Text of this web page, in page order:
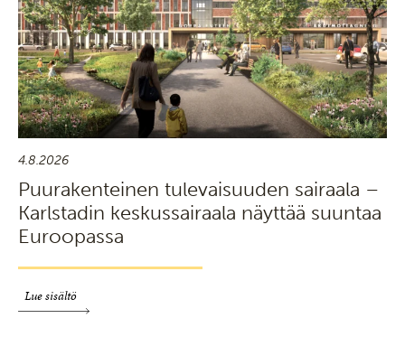
4.8.2026
Puurakenteinen tulevaisuuden sairaala –
Karlstadin keskussairaala näyttää suuntaa
Euroopassa
Lue sisältö